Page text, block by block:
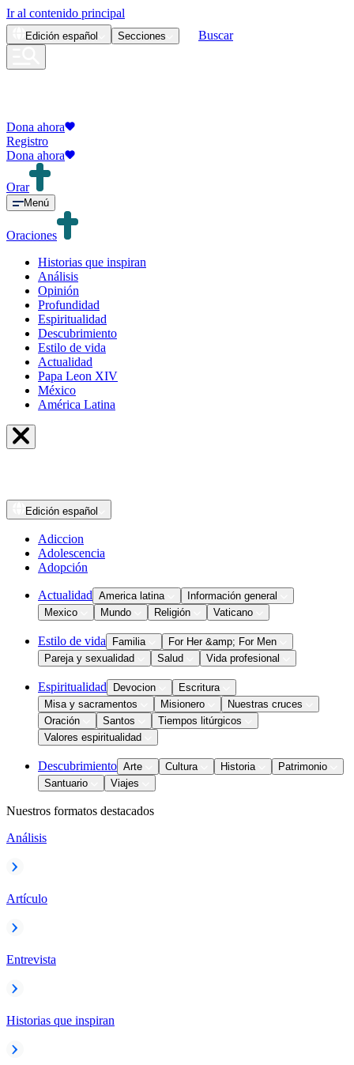
Ir al contenido principal
Edición español Secciones Buscar
Dona ahora
Registro
Dona ahora
Orar
Menú
Oraciones
Historias que inspiran
Análisis
Opinión
Profundidad
Espiritualidad
Descubrimiento
Estilo de vida
Actualidad
Papa Leon XIV
México
América Latina
Edición español
Adiccion
Adolescencia
Adopción
Actualidad America latina
Información general
Mexico
Mundo Religión Vaticano
Estilo de vida Familia
For Her &amp; For Men
Pareja y sexualidad
Salud Vida profesional
Espiritualidad Devocion
Escritura
Misa y sacramentos
Misionero
Nuestras cruces
Oración
Santos
Tiempos litúrgicos
Valores espiritualidad
Descubrimiento Arte Cultura Historia
Patrimonio
Santuario
Viajes
Nuestros formatos destacados
Análisis
Artículo
Entrevista
Historias que inspiran